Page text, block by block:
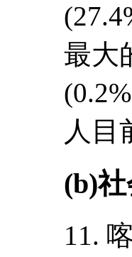
最大
人目
(b)
11.